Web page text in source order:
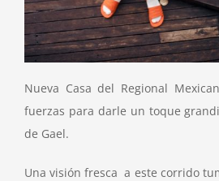
Nueva Casa del Regional
fuerzas para darle un toque
de Gael.
Una visión fresca a este corrido